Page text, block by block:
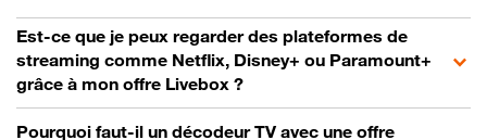
Est-ce que je peux regarder des plateformes de
streaming comme Netflix, Disney+ ou Paramount+
grâce à mon offre Livebox ?
Pourquoi faut-il un décodeur TV avec une offre